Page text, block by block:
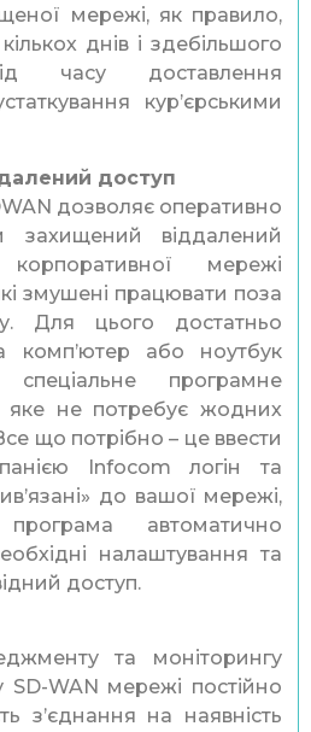
мережі, як правило,
днів і здебільшого
часу доставлення
кур’єрськими
доступ
дозволяє оперативно
захищений віддалений
мережі
змушені працювати поза
Для цього достатньо
комп’ютер або ноутбук
спеціальне програмне
яке не потребує жодних
що потрібно – це ввести
Infocom логін та
до вашої мережі,
автоматично
налаштування та
доступ.
та моніторингу
SD-WAN мережі постійно
з’єднання на наявність